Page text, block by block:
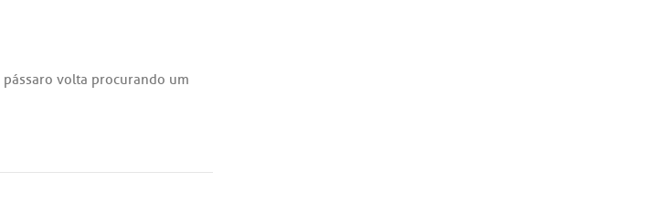
pássaro volta procurando um